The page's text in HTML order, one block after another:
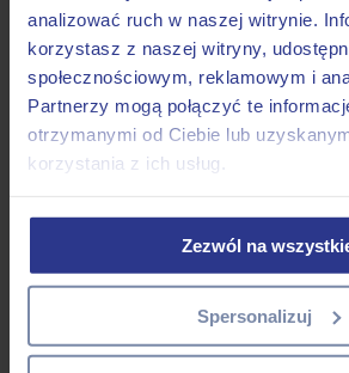
analizować ruch w naszej witrynie.
korzystasz z naszej witryny,
społecznościowym, reklamowym i
Partnerzy mogą połączyć te
otrzymanymi od Ciebie lub
korzystania z ich usług.
Zezwól na
Spersonalizuj
Smycz przepinana dla kota
Szelki guard dla kota
Outlet
Obroże dla psa
Smycze dla psa
Szelki dla psa
Dodatki
Dla psiarzy
Gotowe od ręki
Linki treningowe
Gotowe smycze
Gotowe obroże
Gotowe smycze